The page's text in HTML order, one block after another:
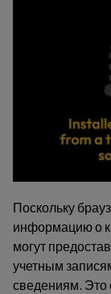
Поскольку
информацию о
могут
учетным
сведениям. Это